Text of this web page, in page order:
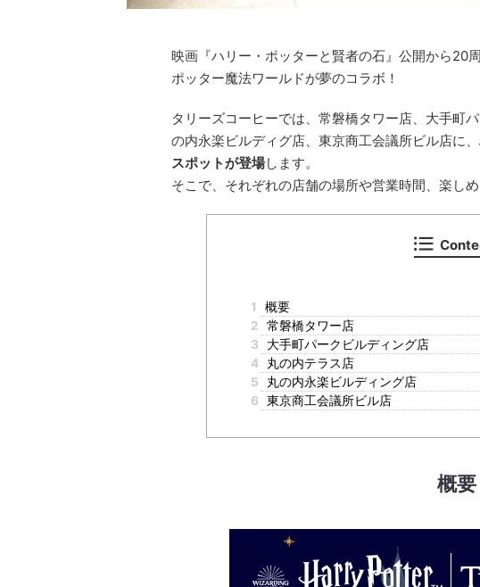
映画『ハリー・ポッターと賢者の石』公開から20
ポッター魔法ワールドが夢のコラボ！
タリーズコーヒーでは、常磐橋タワー店、大手町
の内永楽ビルディグ店、東京商工会議所ビル店に、
スポットが登場します。
そこで、それぞれの店舗の場所や営業時間、楽し
1
概要
2
常磐橋タワー店
3
大手町パークビルディング店
4
丸の内テラス店
5
丸の内永楽ビルディング店
6
東京商工会議所ビル店
概要